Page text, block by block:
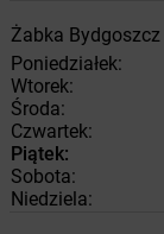
Żabka Bydgoszcz
Poniedziałek:
Wtorek:
Środa:
Czwartek:
Piątek:
Sobota:
Niedziela: